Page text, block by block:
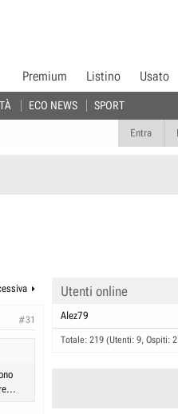
ECO NEWS SPORT
Premium Listino Usato
Entra
#31
Utenti online
Alez79
Totale: 219 (Utenti: 9, Ospiti: